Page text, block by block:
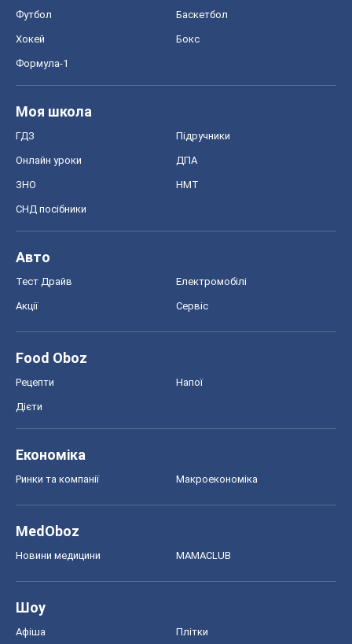
Футбол Баскетбол
Хокей Бокс
Формула-1
Моя школа
ГДЗ Підручники
Онлайн уроки ДПА
ЗНО НМТ
СНД посібники
Авто
Тест Драйв Електромобілі
Акції Сервіс
Food Oboz
Рецепти Напої
Дієти
Економіка
Ринки та компанії Макроекономіка
MedOboz
Новини медицини MAMACLUB
Шоу
Афіша Плітки